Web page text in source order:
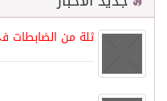
ثلة من الضابطات